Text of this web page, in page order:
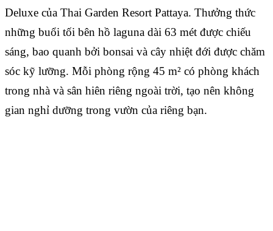
Deluxe của Thai Garden Resort Pattaya. Thưởng thức
những buổi tối bên hồ laguna dài 63 mét được chiếu
sáng, bao quanh bởi bonsai và cây nhiệt đới được chăm
sóc kỹ lưỡng. Mỗi phòng rộng 45 m² có phòng khách
trong nhà và sân hiên riêng ngoài trời, tạo nên không
gian nghỉ dưỡng trong vườn của riêng bạn.